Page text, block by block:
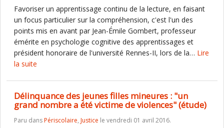
Favoriser un apprentissage continu de la lecture, en faisant
un focus particulier sur la compréhension, c'est l'un des
points mis en avant par Jean-Émile Gombert, professeur
émérite en psychologie cognitive des apprentissages et
président honoraire de l'université Rennes-II, lors de la… Lire
la suite
Délinquance des jeunes filles mineures : "un
grand nombre a été victime de violences" (étude)
Paru dansPériscolaire, Justice le vendredi 01 avril 2016.